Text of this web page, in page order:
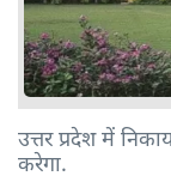
उत्तर प्रदेश में
करेगा.